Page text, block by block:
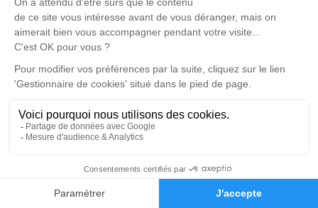
Faire-part Hommages
d'expression dédié à honorer la mémoire d’Eric
CARLI.
Un service de plantation d’arbre hommage est
disponible ici.
lundi 04 décembre 2023 à 14h30
Église Saint-Aubin de Saint-Aubin-d'Écrosville
2 A Place de l'Église